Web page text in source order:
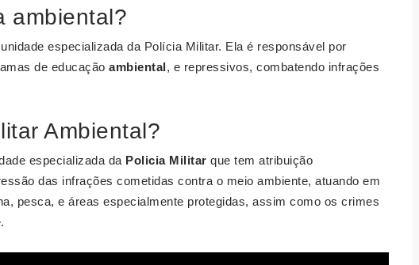
ambiental?
especializada da Polícia Militar. Ela é responsável por
de educação ambiental, e repressivos, combatendo infrações
Ambiental?
especializada da Policia Militar que tem atribuição
das infrações cometidas contra o meio ambiente, atuando em
pesca, e áreas especialmente protegidas, assim como os crimes